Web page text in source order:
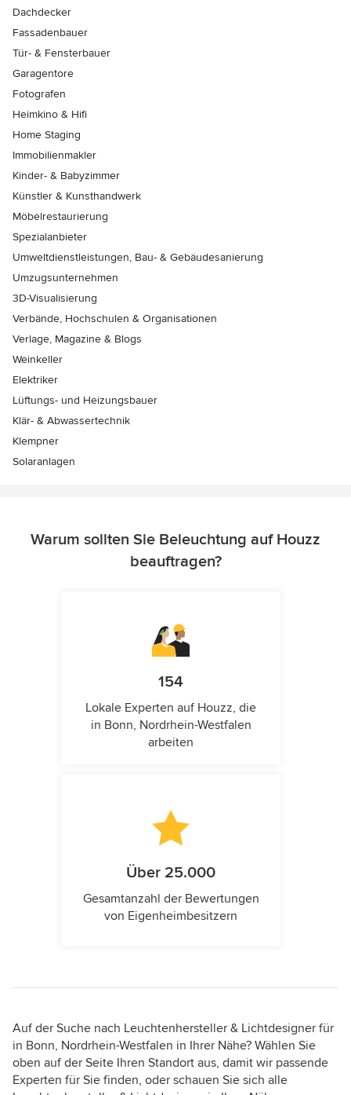
Dachdecker
Fassadenbauer
Tür- & Fensterbauer
Garagentore
Fotografen
Heimkino & Hifi
Home Staging
Immobilienmakler
Kinder- & Babyzimmer
Künstler & Kunsthandwerk
Möbelrestaurierung
Spezialanbieter
Umweltdienstleistungen, Bau- & Gebäudesanierung
Umzugsunternehmen
3D-Visualisierung
Verbände, Hochschulen & Organisationen
Verlage, Magazine & Blogs
Weinkeller
Elektriker
Lüftungs- und Heizungsbauer
Klär- & Abwassertechnik
Klempner
Solaranlagen
Warum sollten Sie Beleuchtung auf Houzz
beauftragen?
154
Lokale Experten auf Houzz, die
in Bonn, Nordrhein-Westfalen
arbeiten
Über 25.000
Gesamtanzahl der Bewertungen
von Eigenheimbesitzern
Auf der Suche nach Leuchtenhersteller & Lichtdesigner für
in Bonn, Nordrhein-Westfalen in Ihrer Nähe? Wählen Sie
oben auf der Seite Ihren Standort aus, damit wir passende
Experten für Sie finden, oder schauen Sie sich alle